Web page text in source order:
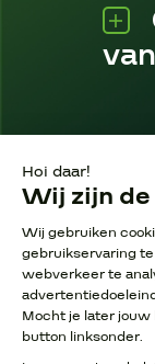
Pagina’s
Disclaimer